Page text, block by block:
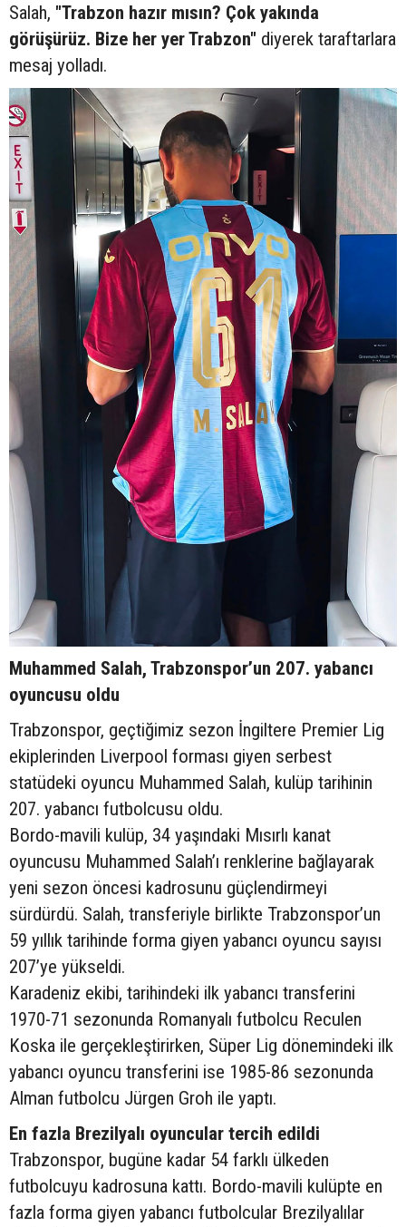
Salah, "Trabzon hazır mısın? Çok yakında
görüşürüz. Bize her yer Trabzon" diyerek taraftarlara
mesaj yolladı.
Muhammed Salah, Trabzonspor’un 207. yabancı
oyuncusu oldu
Trabzonspor, geçtiğimiz sezon İngiltere Premier Lig
ekiplerinden Liverpool forması giyen serbest
statüdeki oyuncu Muhammed Salah, kulüp tarihinin
207. yabancı futbolcusu oldu.
Bordo-mavili kulüp, 34 yaşındaki Mısırlı kanat
oyuncusu Muhammed Salah’ı renklerine bağlayarak
yeni sezon öncesi kadrosunu güçlendirmeyi
sürdürdü. Salah, transferiyle birlikte Trabzonspor’un
59 yıllık tarihinde forma giyen yabancı oyuncu sayısı
207’ye yükseldi.
Karadeniz ekibi, tarihindeki ilk yabancı transferini
1970-71 sezonunda Romanyalı futbolcu Reculen
Koska ile gerçekleştirirken, Süper Lig dönemindeki ilk
yabancı oyuncu transferini ise 1985-86 sezonunda
Alman futbolcu Jürgen Groh ile yaptı.
En fazla Brezilyalı oyuncular tercih edildi
Trabzonspor, bugüne kadar 54 farklı ülkeden
futbolcuyu kadrosuna kattı. Bordo-mavili kulüpte en
fazla forma giyen yabancı futbolcular Brezilyalılar